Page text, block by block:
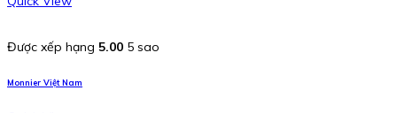
Được xếp hạng 5.00 5 sao
Monnier Việt Nam